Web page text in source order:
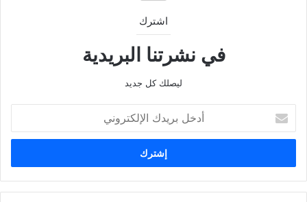
اشترك
في نشرتنا البريدية
ليصلك كل جديد
بريدك
الإلكتروني